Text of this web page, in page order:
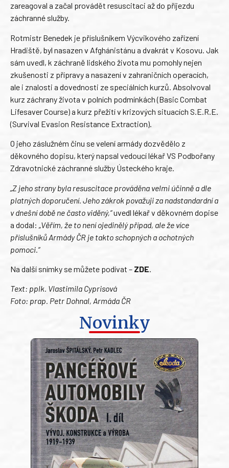
zareagoval a začal provádět resuscitaci až do příjezdu
záchranné služby.
Rotmistr Benedek je příslušníkem Výcvikového zařízení
Hradiště, byl nasazen v Afghánistánu a dvakrát v Kosovu. Jak
sám uvedl, k záchraně lidského života mu pomohly nejen
zkušenosti z přípravy a nasazení v zahraničních operacích,
ale i znalosti a dovednosti ze speciálních kurzů. Absolvoval
kurz záchrany života v polních podmínkách (Basic Combat
Lifesaver Course) a kurz přežití v krizových situacích S.E.R.E.
(Survival Evasion Resistance Extraction).
O jeho záslužném činu se velení armády dozvědělo z
děkovného dopisu, který napsal vedoucí lékař VS Podbořany
Zdravotnické záchranné služby Ústeckého kraje.
„Z jeho strany byla resuscitace prováděna velmi účinně a dle
platných doporučení. Jeho zákrok považuji za nadstandardní a
v dnešní době ne často viděný,“uvedl lékař v děkovném dopise
a dodal: „Věřím, že to není ojedinělý případ, ale že více
příslušníků Armády ČR je takto schopných a ochotných
pomoci.“
Na další snímky se můžete podívat – ZDE.
Text: pplk. Vlastimila Cyprisová
Foto: prap. Petr Dohnal, Armáda ČR
Novinky